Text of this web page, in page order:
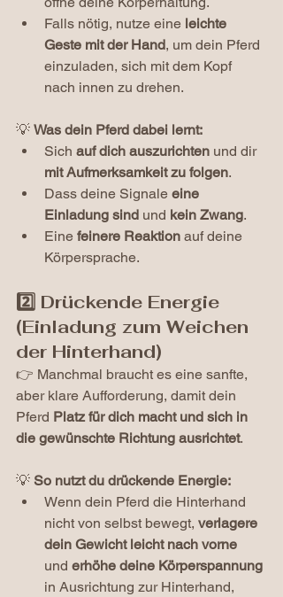
Falls nötig, nutze eine leichte
Geste mit der Hand, um dein Pferd
einzuladen, sich mit dem Kopf
nach innen zu drehen.
💡 Was dein Pferd dabei lernt:
Sich auf dich auszurichten und dir
mit Aufmerksamkeit zu folgen.
Dass deine Signale eine
Einladung sind und kein Zwang.
Eine feinere Reaktion auf deine
Körpersprache.
2️⃣ Drückende Energie
(Einladung zum Weichen
der Hinterhand)
👉 Manchmal braucht es eine sanfte,
aber klare Aufforderung, damit dein
Pferd Platz für dich macht und sich in
die gewünschte Richtung ausrichtet.
💡 So nutzt du drückende Energie:
Wenn dein Pferd die Hinterhand
nicht von selbst bewegt, verlagere
dein Gewicht leicht nach vorne
und erhöhe deine Körperspannung
in Ausrichtung zur Hinterhand,